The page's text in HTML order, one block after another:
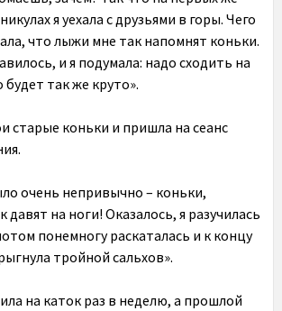
я уехала с друзьями в горы. Чего
что лыжи мне так напомнят коньки.
и я подумала: надо сходить на
будет так же круто».
старые коньки и пришла на сеанс
очень непривычно – коньки,
давят на ноги! Оказалось, я разучилась
понемногу раскаталась и к концу
тройной сальхов».
на каток раз в неделю, а прошлой